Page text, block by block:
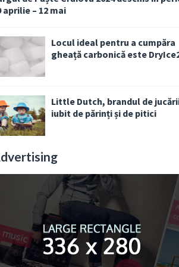
aprilie – 12 mai
Locul ideal pentru a cumpăra
gheață carbonică este
Little Dutch, brandul de
iubit de părinți și de pitici